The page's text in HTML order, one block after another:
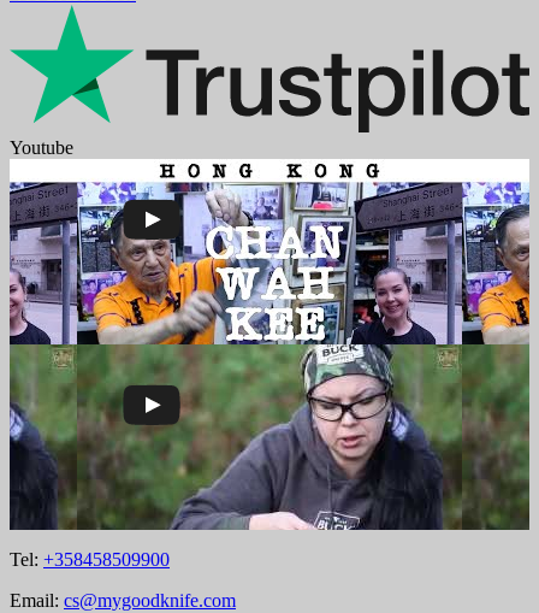
Youtube
Tel: +358458509900
Email: cs@mygoodknife.com